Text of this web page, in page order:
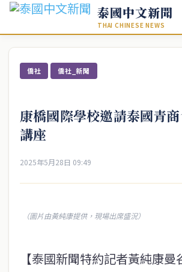
泰國中文新聞
THAI CHINESE NEWS
僑社 僑社_新聞
康橋國際學校邀請泰國青
講座
2025年5月28日 09:49
（圖片由黃純康提供，現場出席盛況）
【泰國新聞特約記者黃純康